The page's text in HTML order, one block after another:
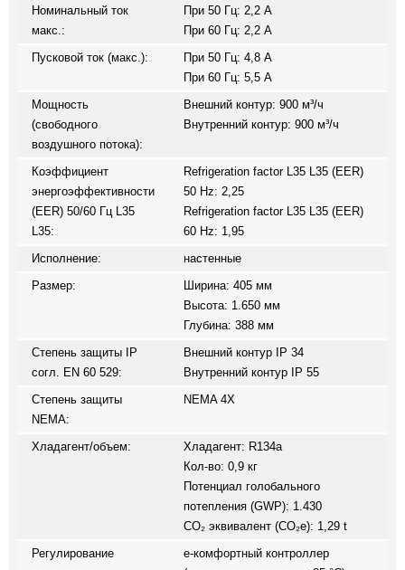
Номинальный ток
макс.:
При 50 Гц: 2,2 A
При 60 Гц: 2,2 A
Пусковой ток (макс.):
При 50 Гц: 4,8 A
При 60 Гц: 5,5 A
Мощность
(свободного
воздушного потока):
Внешний контур: 900 м³/ч
Внутренний контур: 900 м³/ч
Коэффициент
энергоэффективности
(EER) 50/60 Гц L35
L35:
Refrigeration factor L35 L35 (EER)
50 Hz: 2,25
Refrigeration factor L35 L35 (EER)
60 Hz: 1,95
Исполнение:
настенные
Размер:
Ширина: 405 мм
Высота: 1.650 мм
Глубина: 388 мм
Степень защиты IP
согл. EN 60 529:
Внешний контур IP 34
Внутренний контур IP 55
Степень защиты
NEMA:
NEMA 4X
Хладагент/объем:
Хладагент: R134a
Кол-во: 0,9 кг
Потенциал голобального
потепления (GWP): 1.430
CO₂ эквивалент (CO₂e): 1,29 t
Регулирование
e-комфортный контроллер